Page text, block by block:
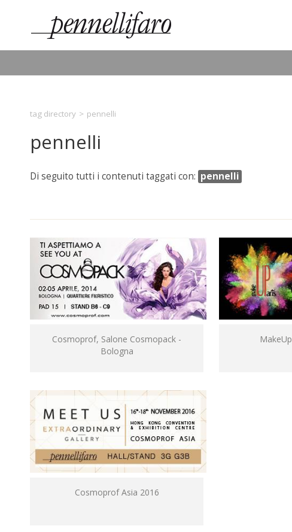
tag directory > pennelli
pennelli
Di seguito tutti i contenuti taggati con: pennelli
Cosmoprof, Salone Cosmopack -
Bologna
Cosmoprof Asia 2016